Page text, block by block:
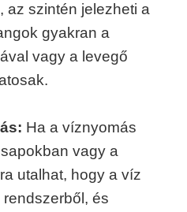
az szintén jelezheti a
gyakran a
vagy a levegő
Ha a víznyomás
vagy a
utalhat, hogy a víz
és